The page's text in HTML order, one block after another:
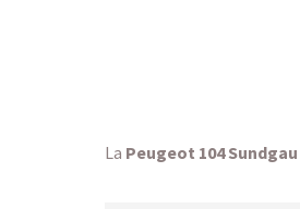
La Peugeot 104 Sundgau